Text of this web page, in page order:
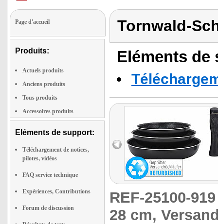
Page d'accueil
Produits:
Actuels produits
Anciens produits
Tous produits
Accessoires produits
Eléments de support:
Téléchargement de notices,
pilotes, vidéos
FAQ service technique
Expériences, Contributions
Forum de discussion
Tornwald-
Eléments
REF-25100-
28 cm,